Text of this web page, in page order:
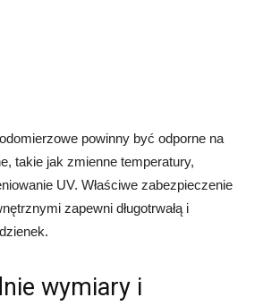
powinny być odporne na
takie jak zmienne temperatury,
UV. Właściwe zabezpieczenie
zapewni długotrwałą i
wymiary i